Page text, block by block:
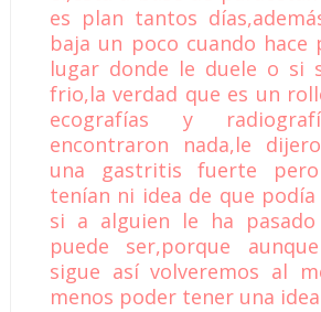
es plan tantos
baja un poco cuando hace
lugar donde le duele o si
frio,la verdad que es un
ecografías y
encontraron nada,le
una gastritis fuerte
tenían ni idea de que podía
si a alguien le ha
puede ser,porque
sigue así volveremos al
menos poder tener una